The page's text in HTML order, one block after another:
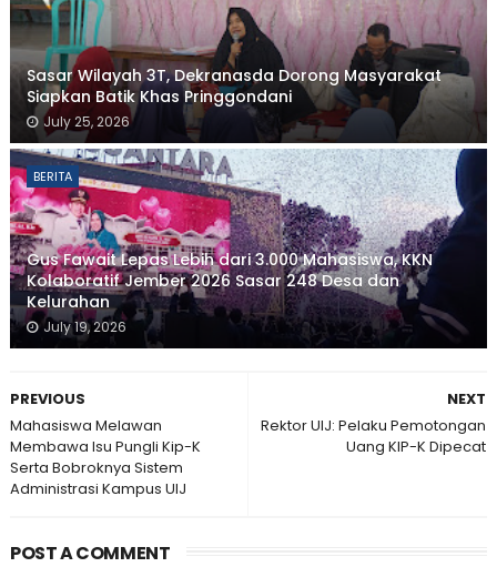
Sasar Wilayah 3T, Dekranasda Dorong Masyarakat
Siapkan Batik Khas Pringgondani
July 25, 2026
BERITA
Gus Fawait Lepas Lebih dari 3.000 Mahasiswa, KKN
Kolaboratif Jember 2026 Sasar 248 Desa dan
Kelurahan
July 19, 2026
NEXT
Rektor UIJ: Pelaku Pemotongan
Uang KIP-K Dipecat
PREVIOUS
Mahasiswa Melawan
Membawa Isu Pungli Kip-K
Serta Bobroknya Sistem
Administrasi Kampus UIJ
POST A COMMENT